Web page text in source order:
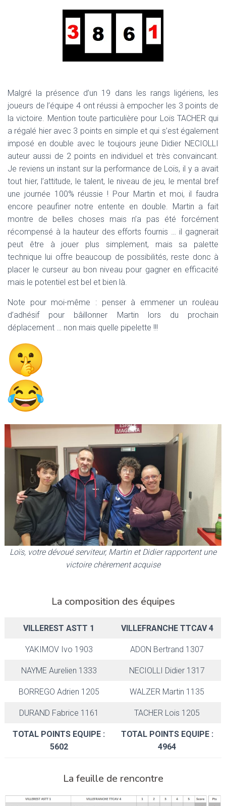
Malgré la présence d’un 19 dans les rangs ligériens, les
joueurs de l’équipe 4 ont réussi à empocher les 3 points de
la victoire. Mention toute particulière pour Loïs TACHER qui
a régalé hier avec 3 points en simple et qui s’est également
imposé en double avec le toujours jeune Didier NECIOLLI
auteur aussi de 2 points en individuel et très convaincant.
Je reviens un instant sur la performance de Loïs, il y a avait
tout hier, l’attitude, le talent, le niveau de jeu, le mental bref
une journée 100% réussie ! Pour Martin et moi, il faudra
encore peaufiner notre entente en double. Martin a fait
montre de belles choses mais n’a pas été forcément
récompensé à la hauteur des efforts fournis … il gagnerait
peut être à jouer plus simplement, mais sa palette
technique lui offre beaucoup de possibilités, reste donc à
placer le curseur au bon niveau pour gagner en efficacité
mais le potentiel est bel et bien là.
Note pour moi-même : penser à emmener un rouleau
d’adhésif pour bâillonner Martin lors du prochain
déplacement … non mais quelle pipelette !!!
Loïs, votre dévoué serviteur, Martin et Didier rapportent une
victoire chèrement acquise
La composition des équipes
VILLEREST ASTT 1 VILLEFRANCHE TTCAV 4
YAKIMOV Ivo 1903 ADON Bertrand 1307
NAYME Aurelien 1333 NECIOLLI Didier 1317
BORREGO Adrien 1205 WALZER Martin 1135
DURAND Fabrice 1161 TACHER Lois 1205
TOTAL POINTS EQUIPE :
5602
TOTAL POINTS EQUIPE :
4964
La feuille de rencontre